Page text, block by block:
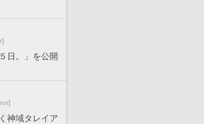
日。」を公開
神域タレイア